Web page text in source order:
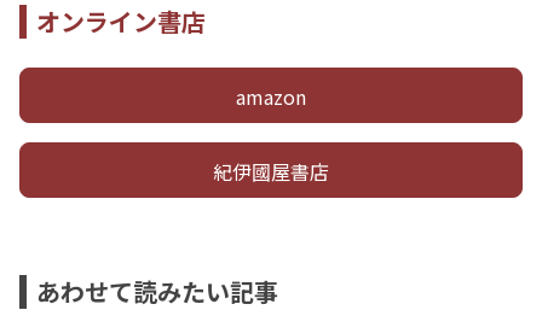
オンライン書店
amazon
紀伊國屋書店
あわせて読みたい記事